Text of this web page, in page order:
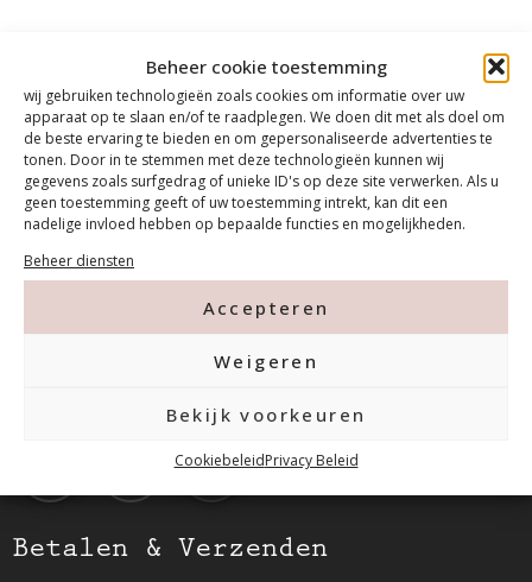
Beheer cookie toestemming
wij gebruiken technologieën zoals cookies om informatie over uw
apparaat op te slaan en/of te raadplegen. We doen dit met als doel om
de beste ervaring te bieden en om gepersonaliseerde advertenties te
tonen. Door in te stemmen met deze technologieën kunnen wij
gegevens zoals surfgedrag of unieke ID's op deze site verwerken. Als u
geen toestemming geeft of uw toestemming intrekt, kan dit een
nadelige invloed hebben op bepaalde functies en mogelijkheden.
Beheer diensten
Accepteren
Weigeren
Bekijk voorkeuren
CookiebeleidPrivacy Beleid
Contact
Betalen & Verzenden